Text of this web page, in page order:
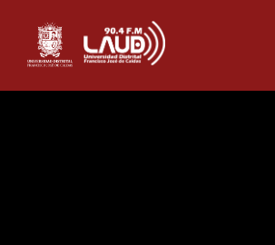
contenido
principal